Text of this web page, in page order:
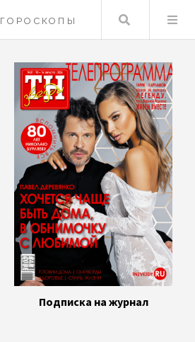
ГОРОСКОПЫ Поиск
Подписка на журнал